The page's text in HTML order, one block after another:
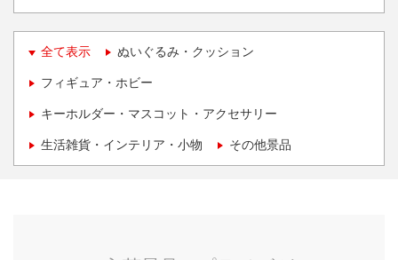
全て表示 ぬいぐるみ・クッション
フィギュア・ホビー
キーホルダー・マスコット・アクセサリー
生活雑貨・インテリア・小物 その他景品